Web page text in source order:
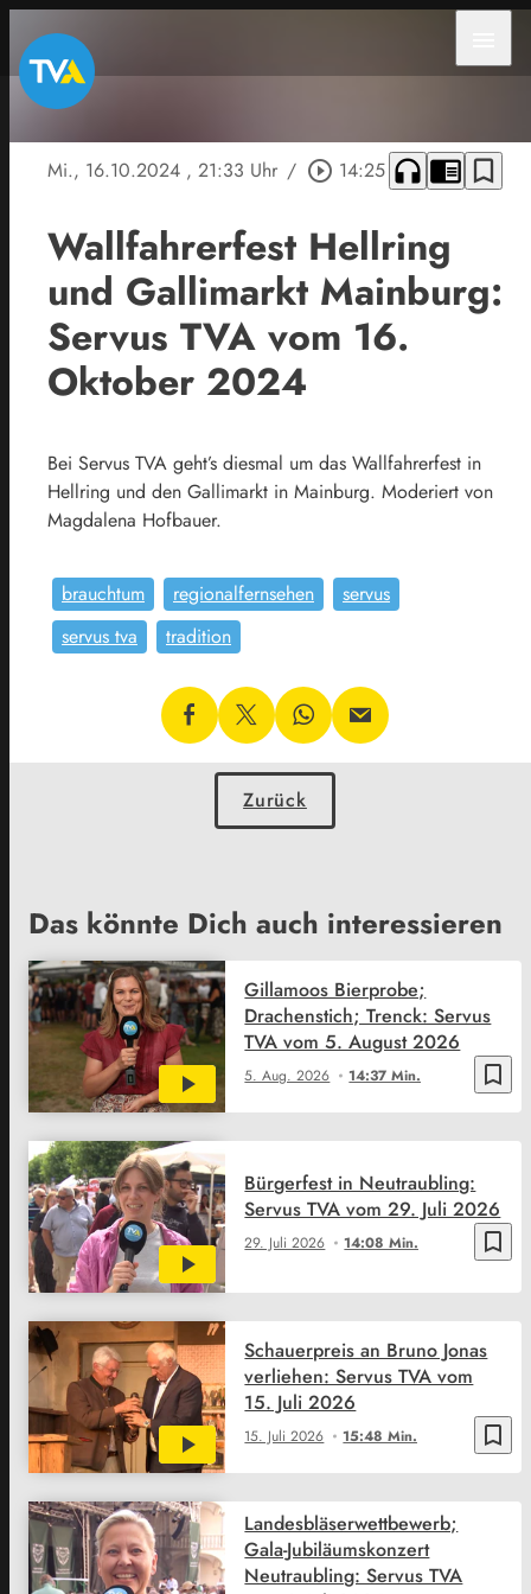
Mi., 16.10.2024 , 21:33 Uhr / play_circle_outline 14:25 headphones chrome_reader_mode bookmark_border
Wallfahrerfest Hellring
und Gallimarkt Mainburg:
Servus TVA vom 16.
Oktober 2024
Bei Servus TVA geht’s diesmal um das Wallfahrerfest in
Hellring und den Gallimarkt in Mainburg. Moderiert von
Magdalena Hofbauer.
brauchtum regionalfernsehen
servus
servus tva
tradition
Zurück
Das könnte Dich auch interessieren
bookmark_border
5. Aug. 2026 14:37 Min.
Gillamoos Bierprobe;
Drachenstich; Trenck: Servus
TVA vom 5. August 2026
bookmark_border
29. Juli 2026 14:08 Min.
Bürgerfest in Neutraubling:
Servus TVA vom 29. Juli 2026
bookmark_border
15. Juli 2026 15:48 Min.
Schauerpreis an Bruno Jonas
verliehen: Servus TVA vom
15. Juli 2026
Landesbläserwettbewerb;
Gala-Jubiläumskonzert
Neutraubling: Servus TVA